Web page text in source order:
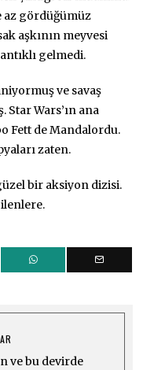
az gördüğümüz
aşkının meyvesi
gelmedi.
ve savaş
Wars’ın ana
Fett de Mandalordu.
zaten.
bir aksiyon dizisi.
ve bu devirde